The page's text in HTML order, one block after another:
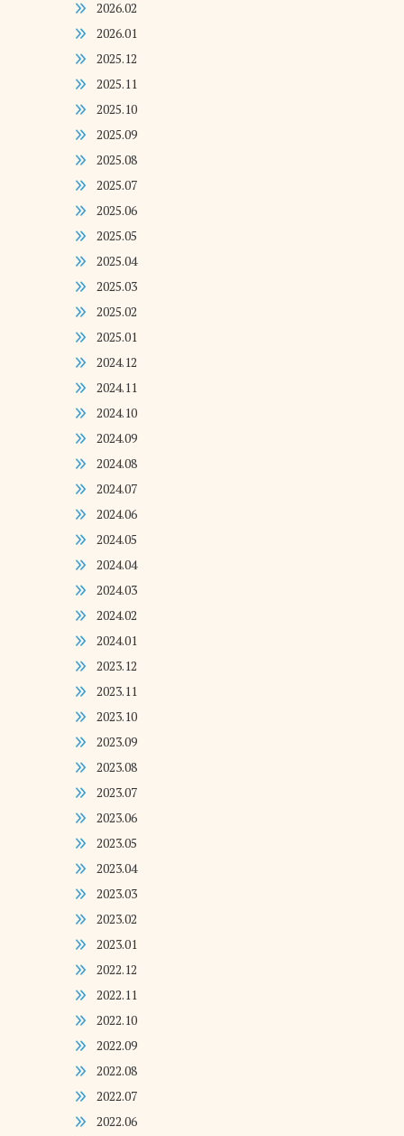
2026.02
2026.01
2025.12
2025.11
2025.10
2025.09
2025.08
2025.07
2025.06
2025.05
2025.04
2025.03
2025.02
2025.01
2024.12
2024.11
2024.10
2024.09
2024.08
2024.07
2024.06
2024.05
2024.04
2024.03
2024.02
2024.01
2023.12
2023.11
2023.10
2023.09
2023.08
2023.07
2023.06
2023.05
2023.04
2023.03
2023.02
2023.01
2022.12
2022.11
2022.10
2022.09
2022.08
2022.07
2022.06